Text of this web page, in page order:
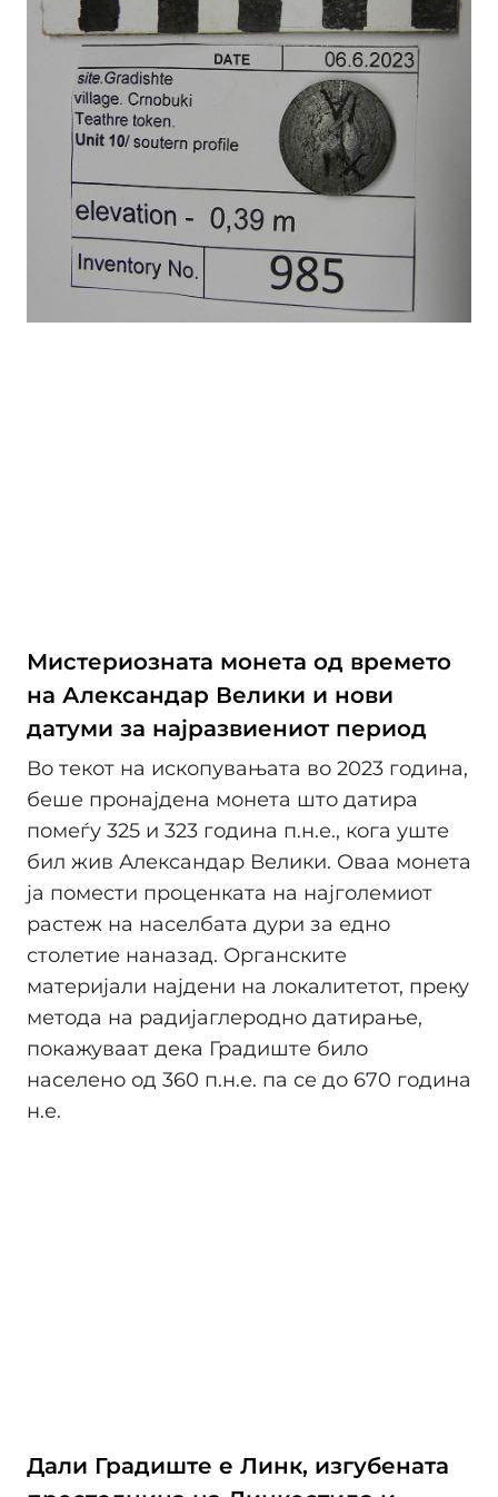
Мистериозната монета од времето
на Александар Велики и нови
датуми за најразвиениот период
Во текот на ископувањата во 2023 година,
беше пронајдена монета што датира
помеѓу 325 и 323 година п.н.е., кога уште
бил жив Александар Велики. Оваа монета
ја помести проценката на најголемиот
растеж на населбата дури за едно
столетие наназад. Органските
материјали најдени на локалитетот, преку
метода на радијаглеродно датирање,
покажуваат дека Градиште било
населено од 360 п.н.е. па се до 670 година
н.е.
Дали Градиште е Линк, изгубената